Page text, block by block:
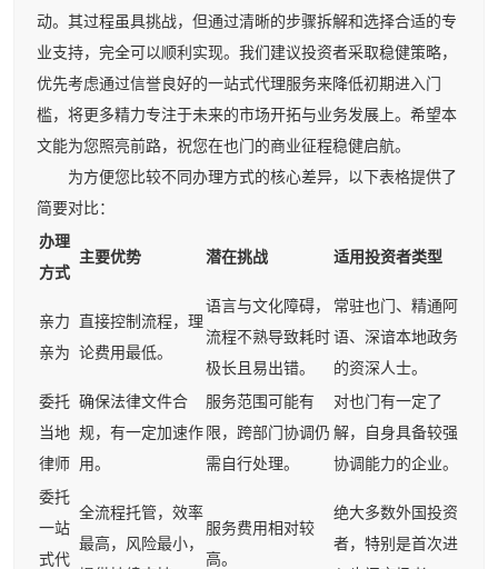
动。其过程虽具挑战，但通过清晰的步骤拆解和选择合适的专
业支持，完全可以顺利实现。我们建议投资者采取稳健策略，
优先考虑通过信誉良好的一站式代理服务来降低初期进入门
槛，将更多精力专注于未来的市场开拓与业务发展上。希望本
文能为您照亮前路，祝您在也门的商业征程稳健启航。
为方便您比较不同办理方式的核心差异，以下表格提供了
简要对比：
办理
方式
主要优势 潜在挑战 适用投资者类型
亲力
亲为
直接控制流程，理
论费用最低。
语言与文化障碍，
流程不熟导致耗时
极长且易出错。
常驻也门、精通阿
语、深谙本地政务
的资深人士。
委托
当地
律师
确保法律文件合
规，有一定加速作
用。
服务范围可能有
限，跨部门协调仍
需自行处理。
对也门有一定了
解，自身具备较强
协调能力的企业。
委托
一站
式代
全流程托管，效率
最高，风险最小，
服务费用相对较
高。
绝大多数外国投资
者，特别是首次进